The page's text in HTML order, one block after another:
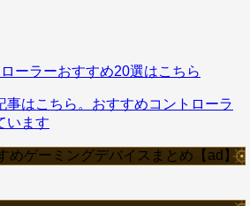
ーラーおすすめ20選はこちら
事はこちら。おすすめコントローラ
います
めゲーミングデバイスまとめ【ad】